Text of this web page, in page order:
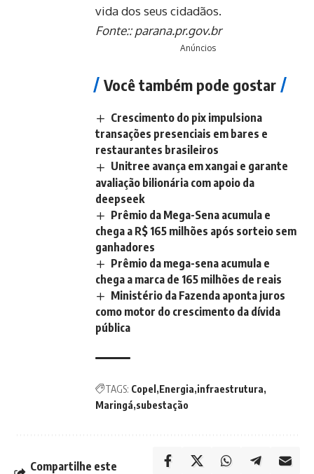
vida dos seus cidadãos.
Fonte::parana.pr.gov.br
Anúncios
Você também pode gostar
Crescimento do pix impulsiona
transações presenciais em bares e
restaurantes brasileiros
Unitree avança em xangai e garante
avaliação bilionária com apoio da
deepseek
Prêmio da Mega-Sena acumula e
chega a R$ 165 milhões após sorteio sem
ganhadores
Prêmio da mega-sena acumula e
chega a marca de 165 milhões de reais
Ministério da Fazenda aponta juros
como motor do crescimento da dívida
pública
TAGS: Copel Energia infraestrutura
Maringá subestação
Compartilhe este